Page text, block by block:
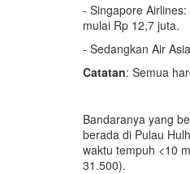
- Singapore
mulai Rp 12,7 juta.
- Sedangkan Air
Catatan: Semua
Bandaranya yang
berada di Pulau
waktu tempuh <10
31.500).